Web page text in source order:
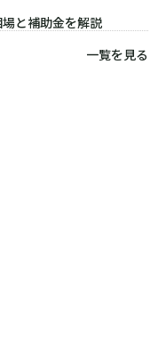
と補助金を解説
一覧を見る